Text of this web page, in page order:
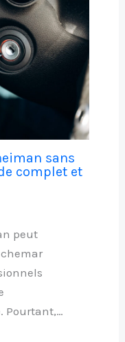
sans
complet et
peut
Pourtant,…